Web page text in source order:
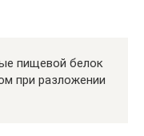
пищевой белок
при разложении